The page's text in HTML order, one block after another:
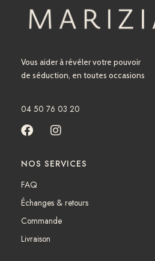
Vous aider à révéler votre pouvoir
de séduction, en toutes occasions
04 50 76 03 20
F
c
e
b
o
k
I
s
t
r
a
NOS SERVICES
FAQ
Échanges & retours
Commande
Livraison